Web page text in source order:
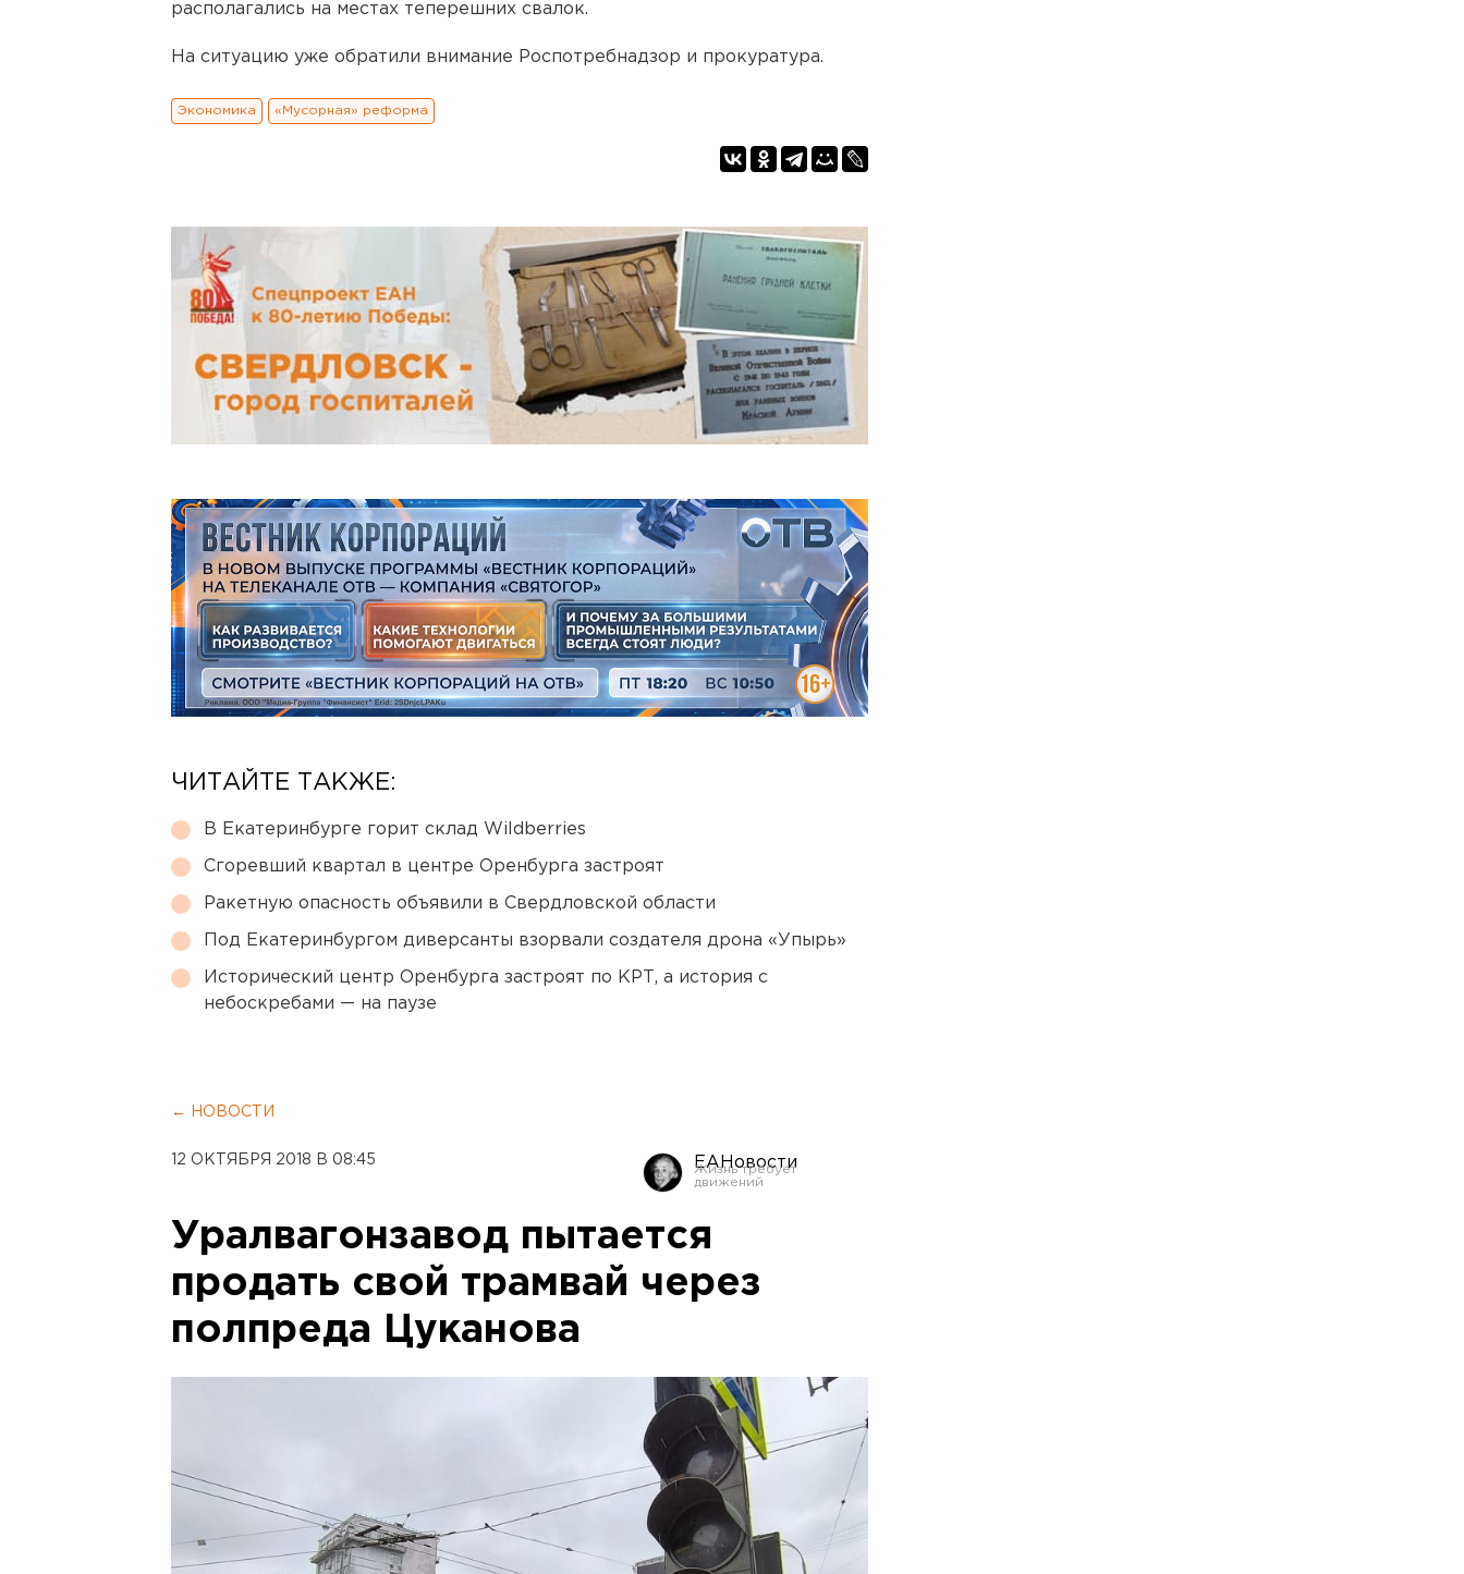
располагались на местах теперешних свалок.
На ситуацию уже обратили внимание Роспотребнадзор и прокуратура.
Экономика «Мусорная» реформа
ЧИТАЙТЕ ТАКЖЕ:
В Екатеринбурге горит склад Wildberries
Сгоревший квартал в центре Оренбурга застроят
Ракетную опасность объявили в Свердловской области
Под Екатеринбургом диверсанты взорвали создателя дрона «Упырь»
Исторический центр Оренбурга застроят по КРТ, а история с
небоскребами — на паузе
← НОВОСТИ
12 ОКТЯБРЯ 2018 В 08:45 ЕАНовости
Уралвагонзавод пытается
продать свой трамвай через
полпреда Цуканова